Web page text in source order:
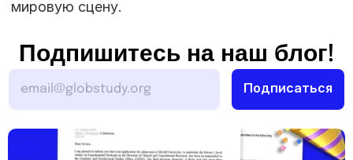
мировую сцену.
Подпишитесь на наш блог!